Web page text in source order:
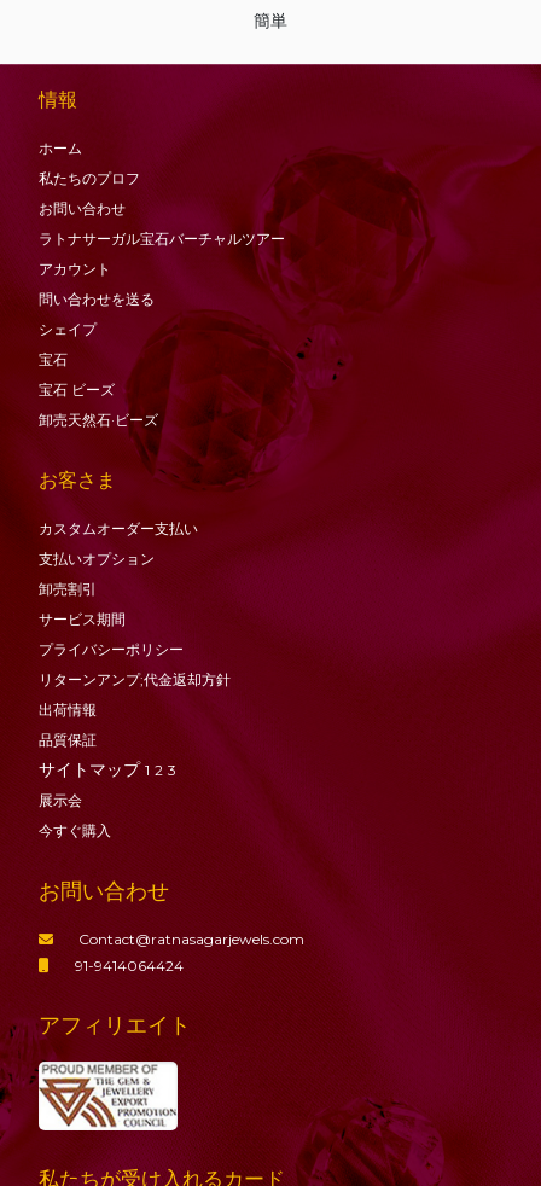
簡単
情報
ホーム
私たちのプロフ
お問い合わせ
ラトナサーガル宝石バーチャ​​ルツアー
アカウント
問い合わせを送る
シェイプ
宝石
宝石 ビーズ
卸売天然石·ビーズ
お客さま
カスタムオーダー支払い
支払いオプション
卸売割引
サービス期間
プライバシーポリシー
リターンアンプ;代金返却方針
出荷情報
品質保証
サイトマップ 1 2 3
展示会
今すぐ購入
お問い合わせ
Contact@ratnasagarjewels.com
91-9414064424
アフィリエイト
私たちが受け入れるカード